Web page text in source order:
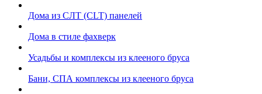
Дома из СЛТ (CLT) панелей
Дома в стиле фахверк
Усадьбы и комплексы из клееного бруса
Бани, СПА комплексы из клееного бруса